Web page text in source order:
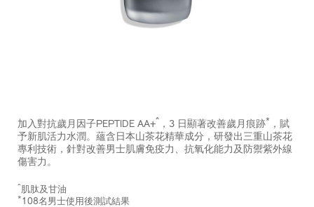
shiseido-
men-
10122845201_hk.html
編
號：
10122845201_hk
加入對抗歲月因子PEPTIDE AA+^ ，3 日顯著改善歲月痕跡*
，賦
予新肌活力水潤。蘊含日本山茶花精華成分，研發出三重山茶花
專利技術，針對改善男士肌膚免疫力、抗氧化能力及防禦紫外線
傷害力。
^ 肌肽及甘油
* 108名男士使用後測試結果